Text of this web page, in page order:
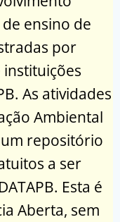
ensino de
por
instituições
As atividades
Ambiental
repositório
a ser
Esta é
Aberta, sem